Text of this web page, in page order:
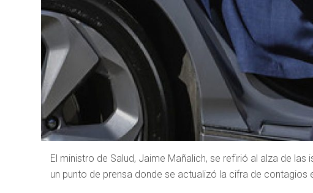
El ministro de Salud, Jaime Mañalich, se refirió al alza de
un punto de prensa donde se actualizó la cifra de contagios